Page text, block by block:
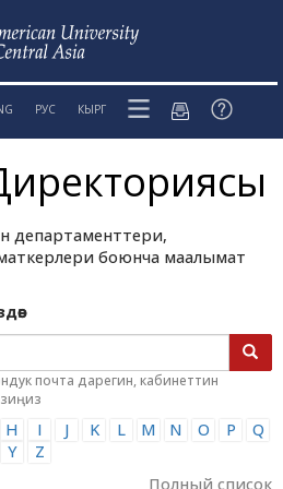
РУС КЫРГ
департаменттери,
боюнча маалымат
почта дарегин, кабинеттин
H I J K L M N O P
Q
Y
Z
Полный список